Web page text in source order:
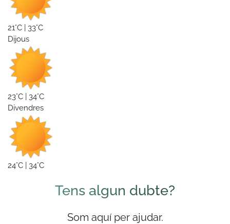
21°C | 33°C
Dijous
23°C | 34°C
Divendres
24°C | 34°C
Tens algun dubte?
Som aquí per ajudar.